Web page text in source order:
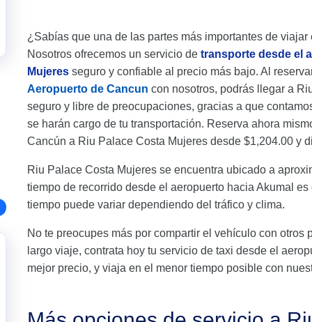
¿Sabías que una de las partes más importantes de
Nosotros ofrecemos un servicio de transporte desde el
Mujeres seguro y confiable al precio más bajo. Al
Aeropuerto de Cancun con nosotros, podrás llegar a
seguro y libre de preocupaciones, gracias a que
se harán cargo de tu transportación. Reserva ahora
Cancún a Riu Palace Costa Mujeres desde $1,204.00 y
Riu Palace Costa Mujeres se encuentra ubicado a
tiempo de recorrido desde el aeropuerto hacia Akumal
tiempo puede variar dependiendo del tráfico y clima.
No te preocupes más por compartir el vehículo con
largo viaje, contrata hoy tu servicio de taxi desde el
mejor precio, y viaja en el menor tiempo posible con